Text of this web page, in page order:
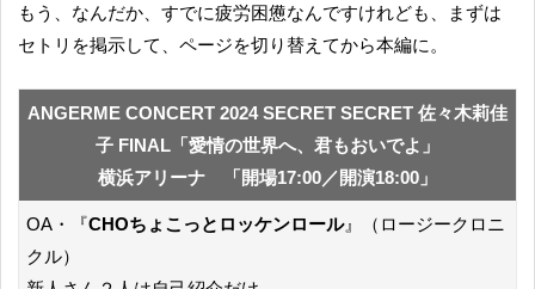
もう、なんだか、すでに疲労困憊なんですけれども、まずは
セトリを掲示して、ページを切り替えてから本編に。
ANGERME CONCERT 2024 SECRET SECRET 佐々木莉佳
子 FINAL「愛情の世界へ、君もおいでよ」
横浜アリーナ 「開場17:00／開演18:00」
OA・『CHOちょこっとロッケンロール』（ロージークロニ
クル）